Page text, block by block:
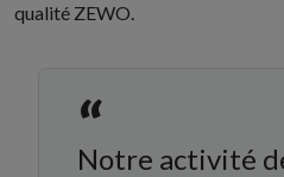
qualité ZEWO.
“
Notre activité